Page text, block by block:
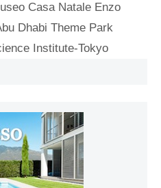
Casa Natale Enzo
Dhabi Theme Park
Institute-Tokyo